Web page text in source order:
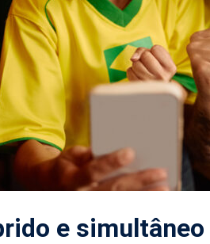
e simultâneo